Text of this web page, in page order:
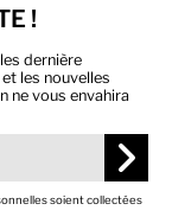
!
dernière
les nouvelles
ne vous envahira
soient collectées